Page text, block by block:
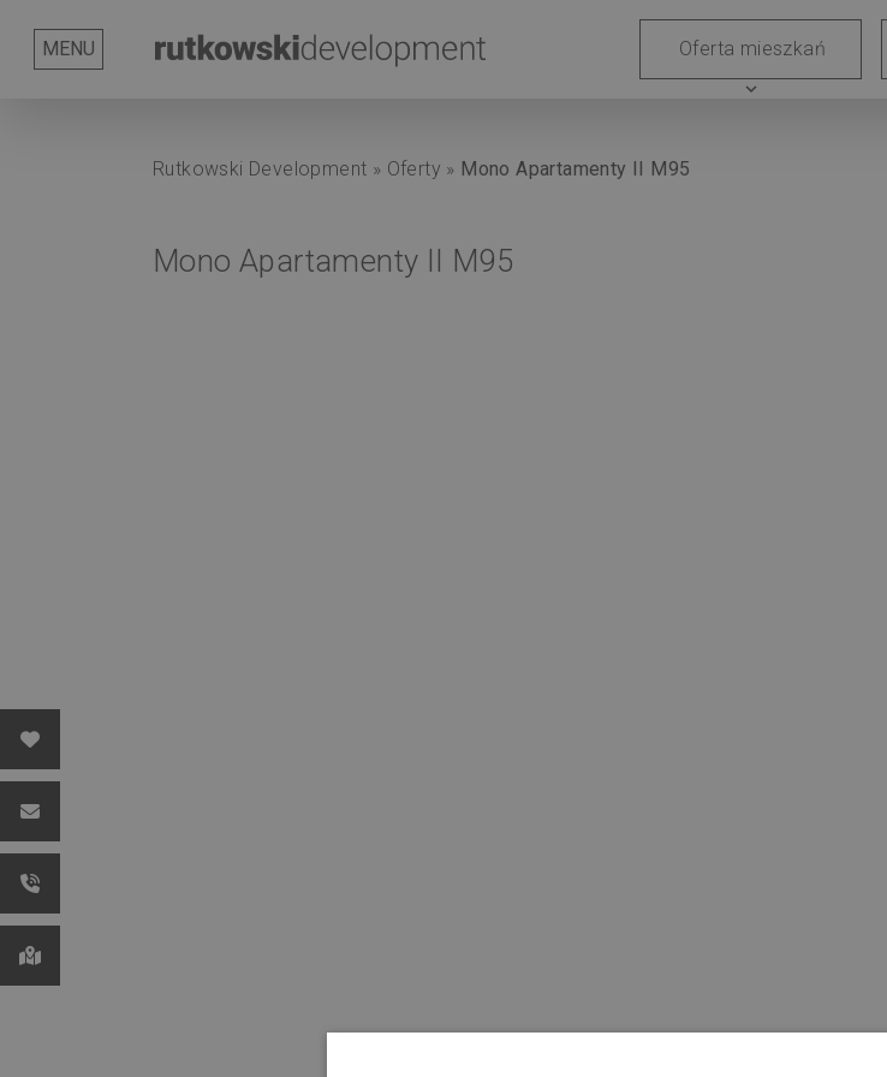
MENU
Serwis
O
nas
Nasze
korzyści
Rutkowski
Group
Kontakt Aktualności
Generalne
Współpraca
Oferta mieszkań
expand_more
Rutkowski Development » Oferty » Mono Apartamenty II M95
Mono Apartamenty II M95